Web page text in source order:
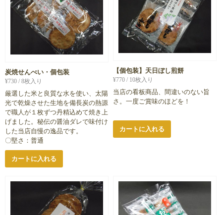
炭焼せんべい・個包装
¥730 / 8枚入り
厳選した米と良質な水を使い、太陽
光で乾燥させた生地を備長炭の熱源
で職人が１枚ずつ丹精込めて焼き上
げました。秘伝の醤油ダレで味付け
した当店自慢の逸品です。
〇堅さ：普通
カートに入れる
【個包装】天日ぼし煎餅
¥770 / 10枚入り
当店の看板商品、間違いのない旨
さ。一度ご賞味のほどを！
カートに入れる